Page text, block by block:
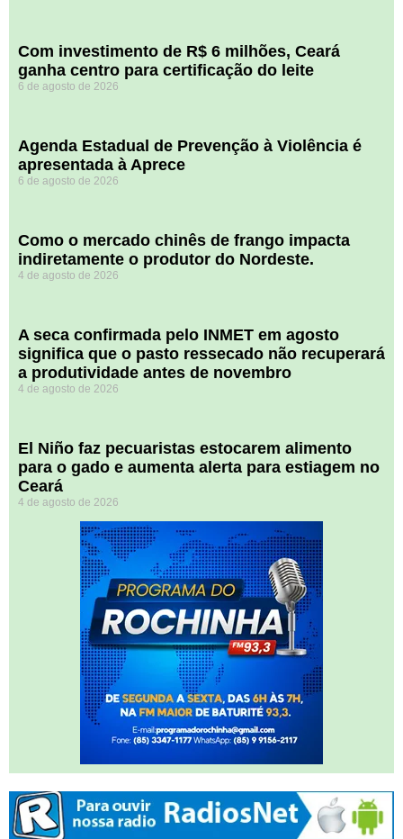
Com investimento de R$ 6 milhões, Ceará
ganha centro para certificação do leite
6 de agosto de 2026
Agenda Estadual de Prevenção à Violência é
apresentada à Aprece
6 de agosto de 2026
​Como o mercado chinês de frango impacta
indiretamente o produtor do Nordeste.
4 de agosto de 2026
A seca confirmada pelo INMET em agosto
significa que o pasto ressecado não recuperará
a produtividade antes de novembro
4 de agosto de 2026
El Niño faz pecuaristas estocarem alimento
para o gado e aumenta alerta para estiagem no
Ceará
4 de agosto de 2026